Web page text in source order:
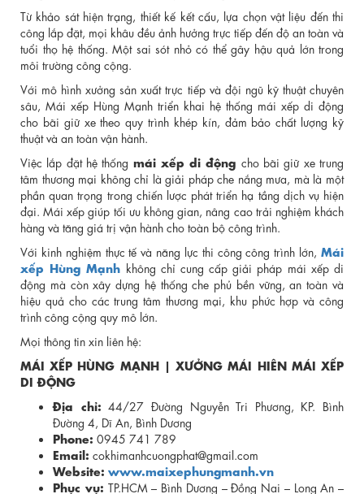
Từ khảo sát hiện trạng, thiết kế kết cấu, lựa chọn vật liệu đến thi
công lắp đặt, mọi khâu đều ảnh hưởng trực tiếp đến độ an toàn và
tuổi thọ hệ thống. Một sai sót nhỏ có thể gây hậu quả lớn trong
môi trường công cộng.
Với mô hình xưởng sản xuất trực tiếp và đội ngũ kỹ thuật chuyên
sâu, Mái xếp Hùng Mạnh triển khai hệ thống mái xếp di động
cho bãi giữ xe theo quy trình khép kín, đảm bảo chất lượng kỹ
thuật và an toàn vận hành.
Việc lắp đặt hệ thống mái xếp di động cho bãi giữ xe trung
tâm thương mại không chỉ là giải pháp che nắng mưa, mà là một
phần quan trọng trong chiến lược phát triển hạ tầng dịch vụ hiện
đại. Mái xếp giúp tối ưu không gian, nâng cao trải nghiệm khách
hàng và tăng giá trị vận hành cho toàn bộ công trình.
Với kinh nghiệm thực tế và năng lực thi công công trình lớn, Mái
xếp Hùng Mạnh không chỉ cung cấp giải pháp mái xếp di
động mà còn xây dựng hệ thống che phủ bền vững, an toàn và
hiệu quả cho các trung tâm thương mại, khu phức hợp và công
trình công cộng quy mô lớn.
Mọi thông tin xin liên hệ:
MÁI XẾP HÙNG MẠNH | XƯỞNG MÁI HIÊN MÁI XẾP
DI ĐỘNG
Địa chỉ: 44/27 Đường Nguyễn Tri Phương, KP. Bình
Đường 4, Dĩ An, Bình Dương
Phone: 0945 741 789
Email: cokhimanhcuongphat@gmail.com
Website: www.maixephungmanh.vn
Phục vụ: TP.HCM – Bình Dương – Đồng Nai – Long An –